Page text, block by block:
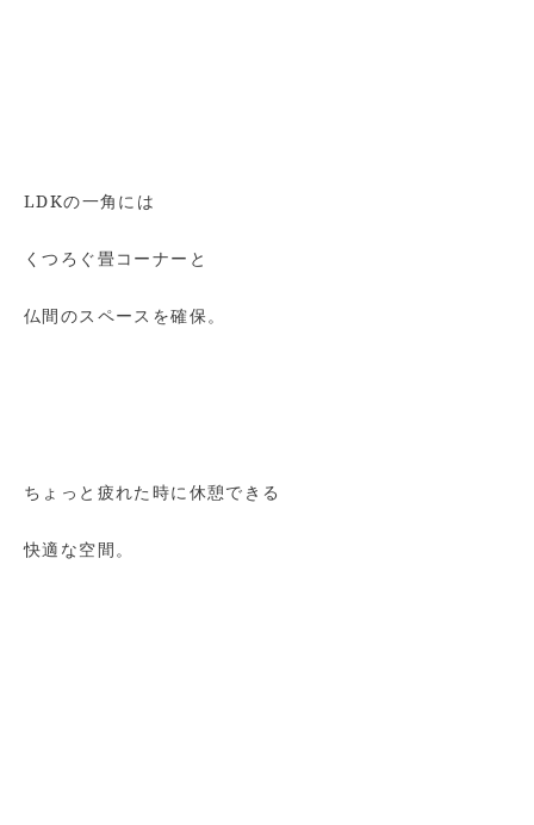
LDKの一角には
くつろぐ畳コーナーと
仏間のスペースを確保。
ちょっと疲れた時に休憩できる
快適な空間。